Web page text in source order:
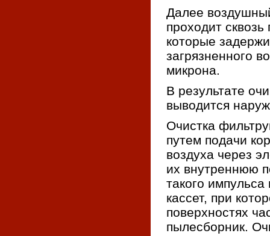
Далее
проходит сквозь
которые
загрязненного
микрона.
В результате
выводится
Очистка
путем подачи
воздуха через
их внутреннюю
такого импульса
кассет, при
поверхностях
пылесборник.